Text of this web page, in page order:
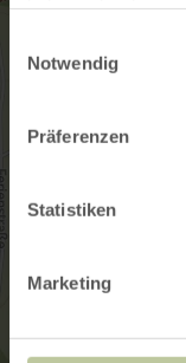
Notwendig
Präferenzen
Statistiken
Marketing